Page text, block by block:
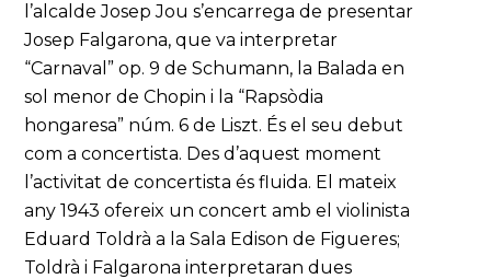
l’alcalde Josep Jou s’encarrega de presentar
Josep Falgarona, que va interpretar
“Carnaval” op. 9 de Schumann, la Balada en
sol menor de Chopin i la “Rapsòdia
hongaresa” núm. 6 de Liszt. És el seu debut
com a concertista. Des d’aquest moment
l’activitat de concertista és fluida. El mateix
any 1943 ofereix un concert amb el violinista
Eduard Toldrà a la Sala Edison de Figueres;
Toldrà i Falgarona interpretaran dues